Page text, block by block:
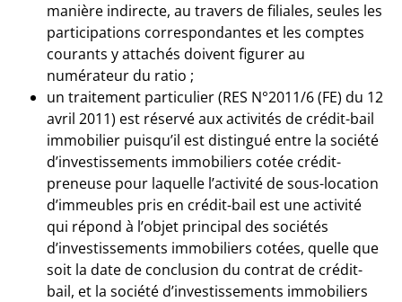
manière indirecte, au travers de filiales, seules les
participations correspondantes et les comptes
courants y attachés doivent figurer au
numérateur du ratio ;
un traitement particulier (RES N°2011/6 (FE) du 12
avril 2011) est réservé aux activités de crédit-bail
immobilier puisqu’il est distingué entre la société
d’investissements immobiliers cotée crédit-
preneuse pour laquelle l’activité de sous-location
d’immeubles pris en crédit-bail est une activité
qui répond à l’objet principal des sociétés
d’investissements immobiliers cotées, quelle que
soit la date de conclusion du contrat de crédit-
bail, et la société d’investissements immobiliers